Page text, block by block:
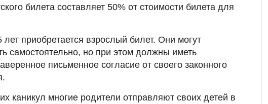
билета составляет 50% от стоимости билета для
приобретается взрослый билет. Они могут
самостоятельно, но при этом должны иметь
письменное согласие от своего законного
каникул многие родители отправляют своих детей в